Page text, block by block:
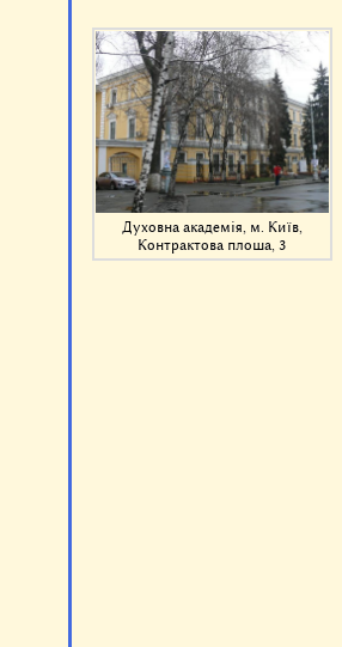
Духовна академія, м. Київ,
Контрактова плоша, 3